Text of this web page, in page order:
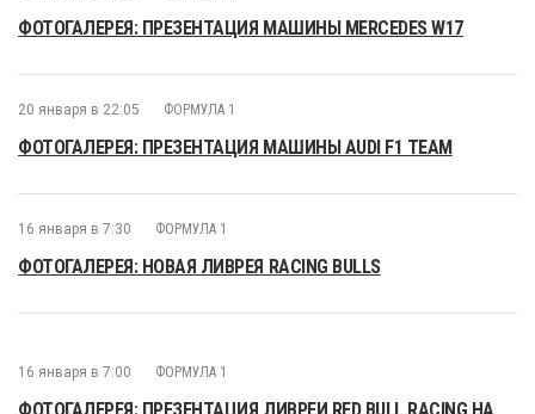
ФОТОГАЛЕРЕЯ: ПРЕЗЕНТАЦИЯ МАШИНЫ MERCEDES W17
20 января в 22:05 ФОРМУЛА 1
ФОТОГАЛЕРЕЯ: ПРЕЗЕНТАЦИЯ МАШИНЫ AUDI F1 TEAM
16 января в 7:30 ФОРМУЛА 1
ФОТОГАЛЕРЕЯ: НОВАЯ ЛИВРЕЯ RACING BULLS
16 января в 7:00 ФОРМУЛА 1